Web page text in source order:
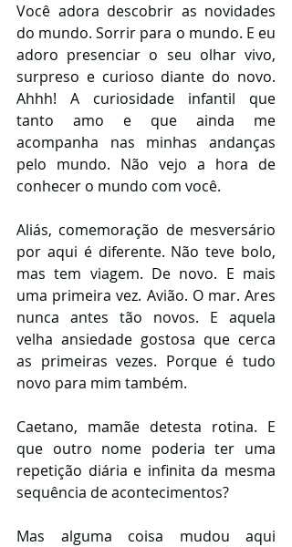
Você adora descobrir as novidades
do mundo. Sorrir para o mundo. E eu
adoro presenciar o seu olhar vivo,
surpreso e curioso diante do novo.
Ahhh! A curiosidade infantil que
tanto amo e que ainda me
acompanha nas minhas andanças
pelo mundo. Não vejo a hora de
conhecer o mundo com você.
Aliás, comemoração de mesversário
por aqui é diferente. Não teve bolo,
mas tem viagem. De novo. E mais
uma primeira vez. Avião. O mar. Ares
nunca antes tão novos. E aquela
velha ansiedade gostosa que cerca
as primeiras vezes. Porque é tudo
novo para mim também.
Caetano, mamãe detesta rotina. E
que outro nome poderia ter uma
repetição diária e infinita da mesma
sequência de acontecimentos?
Mas alguma coisa mudou aqui